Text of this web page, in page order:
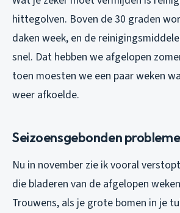
hittegolven. Boven de 30 graden
daken week, en de
snel. Dat hebben we afgelopen
toen moesten we een paar weken
weer afkoelde.
Seizoensgebonden
Nu in november zie ik vooral
die bladeren van de afgelopen
Trouwens, als je grote bomen in je